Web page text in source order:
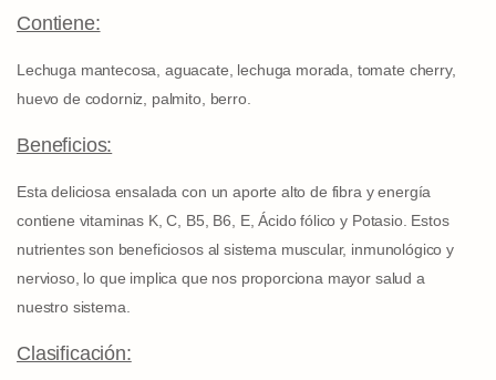
Contiene:
Lechuga mantecosa, aguacate, lechuga morada, tomate cherry,
huevo de codorniz, palmito, berro.
Beneficios:
Esta deliciosa ensalada con un aporte alto de fibra y energía
contiene vitaminas K, C, B5, B6, E, Ácido fólico y Potasio. Estos
nutrientes son beneficiosos al sistema muscular, inmunológico y
nervioso, lo que implica que nos proporciona mayor salud a
nuestro sistema.
Clasificación: